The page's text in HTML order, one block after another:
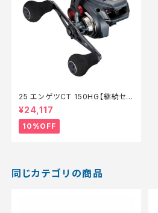
25 エンゲツCT 150HG【継続セー
ル_リール】【10】
¥24,117
10%OFF
同じカテゴリの商品